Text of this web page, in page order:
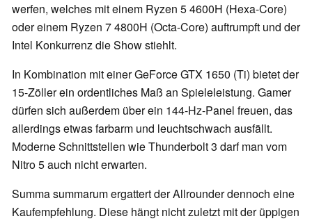
werfen, welches mit einem Ryzen 5 4600H (Hexa-Core)
oder einem Ryzen 7 4800H (Octa-Core) auftrumpft und der
Intel Konkurrenz die Show stiehlt.
In Kombination mit einer GeForce GTX 1650 (Ti) bietet der
15-Zöller ein ordentliches Maß an Spieleleistung. Gamer
dürfen sich außerdem über ein 144-Hz-Panel freuen, das
allerdings etwas farbarm und leuchtschwach ausfällt.
Moderne Schnittstellen wie Thunderbolt 3 darf man vom
Nitro 5 auch nicht erwarten.
Summa summarum ergattert der Allrounder dennoch eine
Kaufempfehlung. Diese hängt nicht zuletzt mit der üppigen